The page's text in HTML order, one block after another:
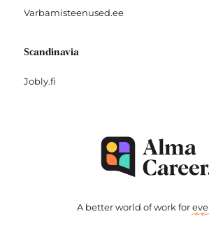
Varbamisteenused.ee
Scandinavia
Jobly.fi
A better world of work for